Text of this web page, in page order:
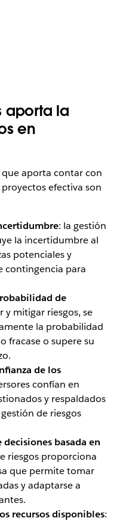
aporta la
en
aporta contar con
efectiva son
: la gestión
la incertidumbre al
potenciales y
contingencia para
de
y mitigar riesgos, se
la probabilidad
fracase o supere su
de los
confían en
y respaldados
de riesgos
basada en
riesgos proporciona
que permite tomar
y adaptarse a
recursos disponibles: